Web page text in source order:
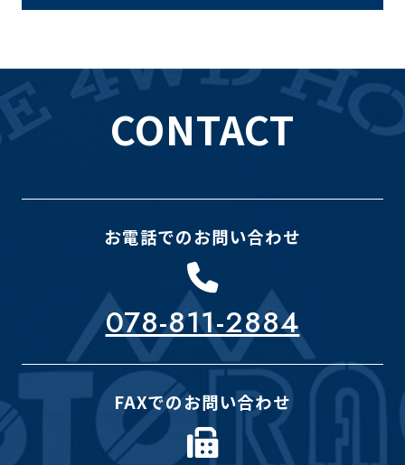
CONTACT
お電話でのお問い合わせ
078-811-2884
FAXでのお問い合わせ